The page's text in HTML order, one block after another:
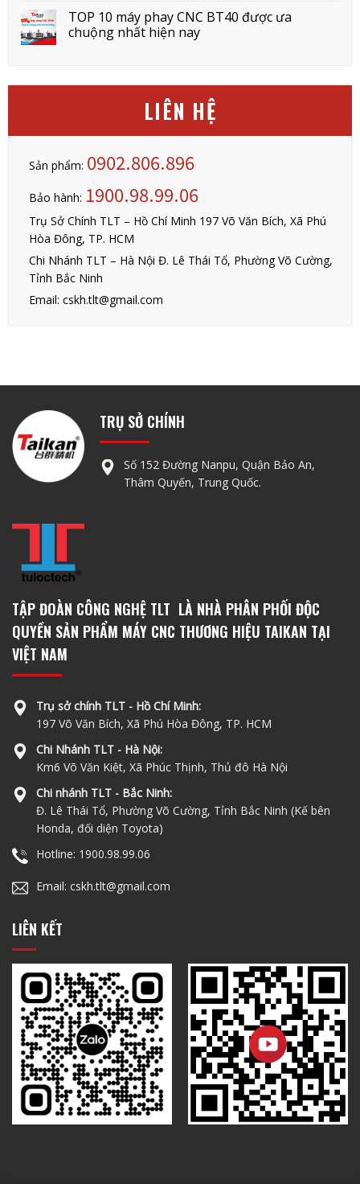
TOP 10 máy phay CNC BT40 được ưa
chuộng nhất hiện nay
LIÊN HỆ
Sản phẩm: 0902.806.896
Bảo hành: 1900.98.99.06
Trụ Sở Chính TLT – Hồ Chí Minh 197 Võ Văn Bích, Xã Phú
Hòa Đông, TP. HCM
Chi Nhánh TLT – Hà Nội Đ. Lê Thái Tổ, Phường Võ Cường,
Tỉnh Bắc Ninh
Email: cskh.tlt@gmail.com
TRỤ SỞ CHÍNH
Số 152 Đường Nanpu, Quận Bảo An,
Thâm Quyến, Trung Quốc.
TẬP ĐOÀN CÔNG NGHỆ TLT LÀ NHÀ PHÂN PHỐI ĐỘC
QUYỀN SẢN PHẨM MÁY CNC THƯƠNG HIỆU TAIKAN TẠI
VIỆT NAM
Trụ sở chính TLT - Hồ Chí Minh:
197 Võ Văn Bích, Xã Phú Hòa Đông, TP. HCM
Chi Nhánh TLT - Hà Nội:
Km6 Võ Văn Kiệt, Xã Phúc Thịnh, Thủ đô Hà Nội
Chi nhánh TLT - Bắc Ninh:
Đ. Lê Thái Tổ, Phường Võ Cường, Tỉnh Bắc Ninh (Kế bên
Honda, đối diện Toyota)
Hotline: 1900.98.99.06
Email: cskh.tlt@gmail.com
LIÊN KẾT